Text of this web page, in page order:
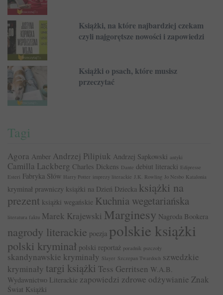
Książki, na które najbardziej czekam
czyli najgorętsze nowości i zapowiedzi
Książki o psach, które musisz
przeczytać
Tagi
Agora Amber Andrzej Pilipiuk Andrzej Sapkowski antyki
Camilla Lackberg Charles Dickens Dante debiut literacki Edipresse
Esteri Fabryka Słów Harry Potter imprezy literackie J.K. Rowling Jo Nesbo Katalonia
kryminał prawniczy książki na Dzień Dziecka książki na
prezent książki wegańskie Kuchnia wegetariańska
literatura faktu Marek Krajewski Marginesy Nagroda Bookera
nagrody literackie poezja polskie książki
polski kryminał polski reportaż poradnik pszczoły
skandynawskie kryminały Slayer Szczepan Twardoch szwedzkie
kryminały targi książki Tess Gerritsen W.A.B.
Wydawnictwo Literackie zapowiedzi zdrowe odżywianie Znak
Świat Książki